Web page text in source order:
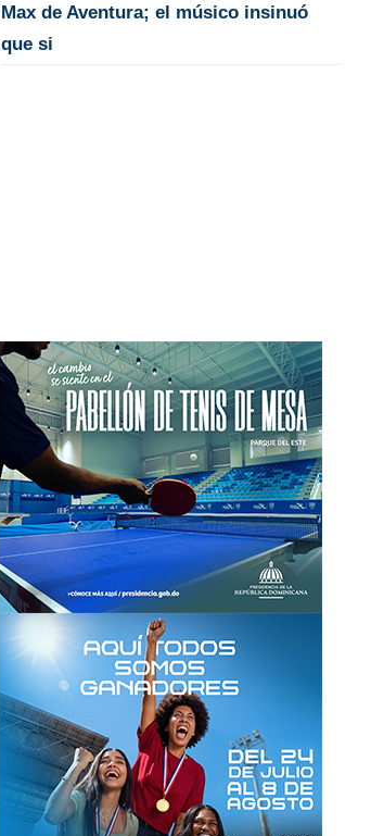
Max de Aventura; el músico insinuó
que si